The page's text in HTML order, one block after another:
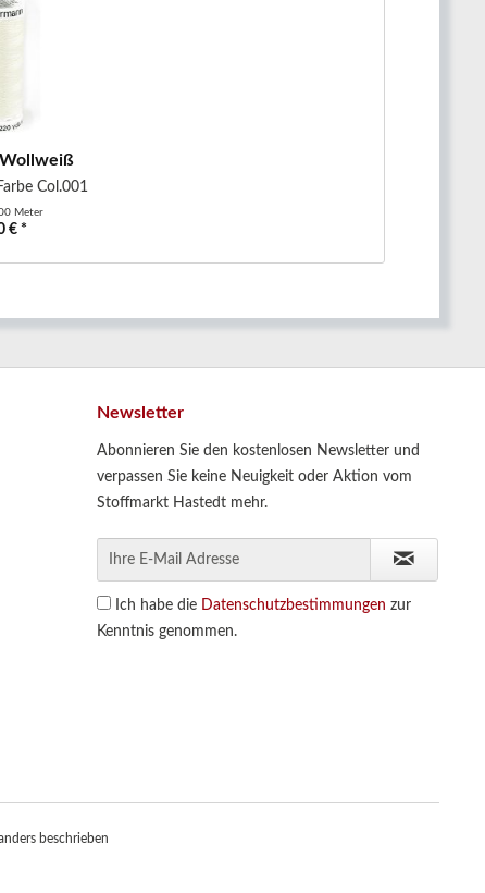
Wollweiß
Col.001
Meter
€ *
Newsletter
Abonnieren Sie den kostenlosen Newsletter und
verpassen Sie keine Neuigkeit oder Aktion vom
Stoffmarkt Hastedt mehr.
Ich habe die Datenschutzbestimmungen zur
Kenntnis genommen.
beschrieben